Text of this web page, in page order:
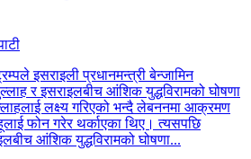
इसराइली प्रधानमन्त्री बेन्जामिन
र इसराइलबीच आंशिक युद्धविरामको घोषणा
लक्ष्य गरिएको भन्दै लेबननमा आक्रमण
फोन गरेर थर्काएका थिए। त्यसपछि
आंशिक युद्धविरामको घोषणा...